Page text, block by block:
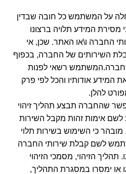
על המשתמש כל חובה שבדין
מסירת המידע תלויה ברצונו
החברה ו\או האתר. שכן, אי
השירותים של החברה, בכפוף
רשאי לפנות
המידע אודותיו והכל לפי פרק
להלן.
שהחברה תבצע תהליך זיהוי
אימות זהות מקבל השירות
כי השימוש בשירות תלוי
לשם קבלת שירותי החברה
תהליך הזיהוי, מסמכי הזיהוי
או ימסרו במסגרת התהליך,